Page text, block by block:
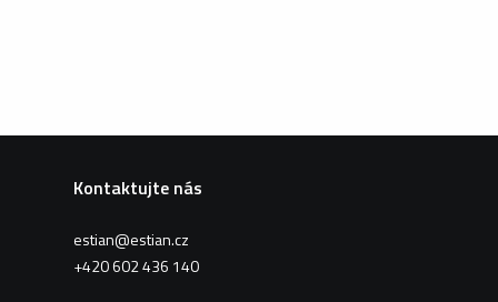
Kontaktujte nás
estian@estian.cz
+420 602 436 140